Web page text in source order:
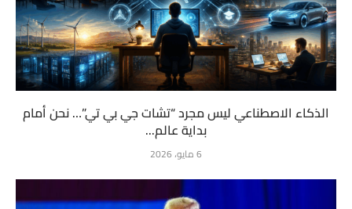
الذكاء الاصطناعي ليس مجرد “تشات جي بي تي”… نحن أمام
بداية عالم...
6 مايو، 2026